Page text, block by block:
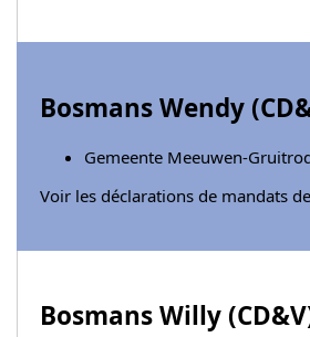
Bosmans Wendy (
Gemeente Meeuwen-
Voir les déclarations de mandats de
Bosmans Willy (CD&V